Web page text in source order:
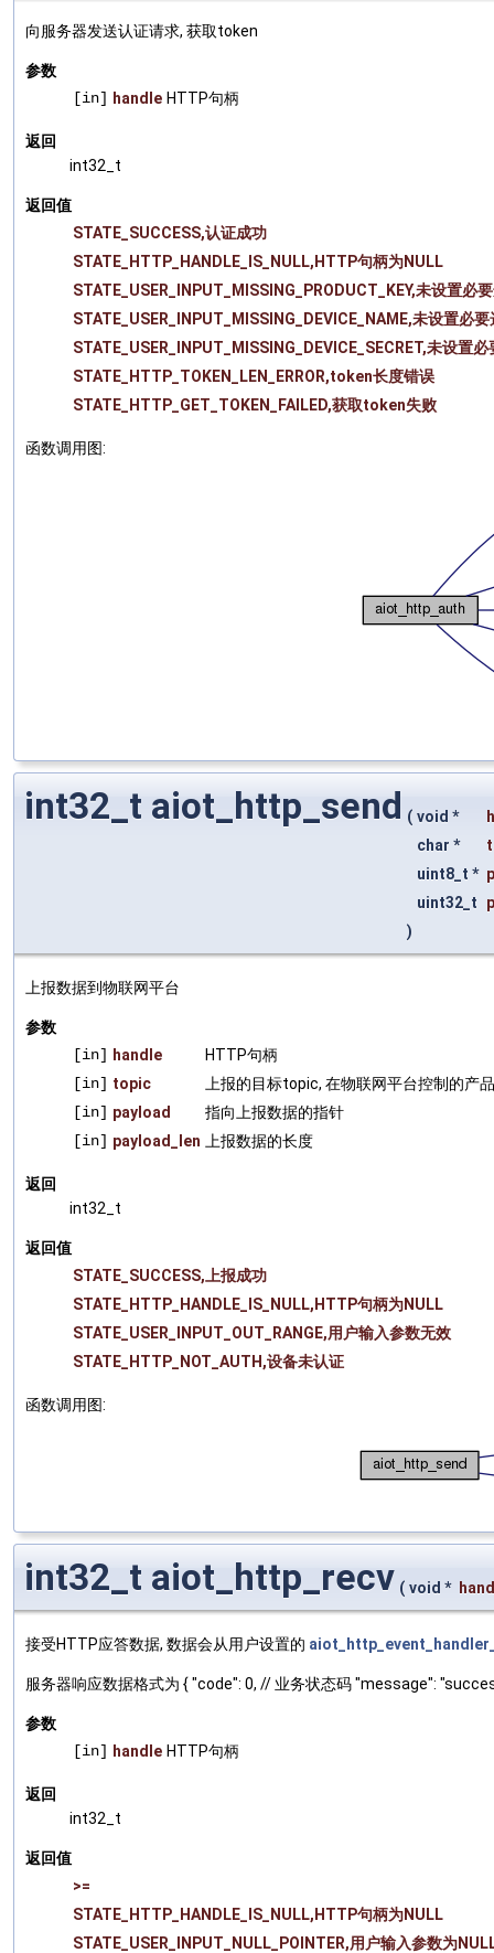
向服务器发送认证请求, 获取token
参数
[in]
handle HTTP句柄
返回
int32_t
返回值
STATE_SUCCESS,认证成功
STATE_HTTP_HANDLE_IS_NULL,HTTP句柄为NULL
STATE_USER_INPUT_MISSING_PRODUCT_KEY,未设置必
STATE_USER_INPUT_MISSING_DEVICE_NAME,未设置必
STATE_USER_INPUT_MISSING_DEVICE_SECRET,未设置
STATE_HTTP_TOKEN_LEN_ERROR,token长度错误
STATE_HTTP_GET_TOKEN_FAILED,获取token失败
函数调用图:
int32_t aiot_http_send ( void *
char *
uint8_t *
uint32_t
)
上报数据到物联网平台
参数
[in]
handle
HTTP句柄
[in] topic
上报的目标topic, 在物联网平台控制的产
[in] payload
指向上报数据的指针
[in] payload_len 上报数据的长度
返回
int32_t
返回值
STATE_SUCCESS,上报成功
STATE_HTTP_HANDLE_IS_NULL,HTTP句柄为NULL
STATE_USER_INPUT_OUT_RANGE,用户输入参数无效
STATE_HTTP_NOT_AUTH,设备未认证
函数调用图:
int32_t aiot_http_recv ( void *
接受HTTP应答数据, 数据会从用户设置的
服务器响应数据格式为 { "code": 0, // 业务状态码 "message":
参数
[in]
handle HTTP句柄
返回
int32_t
返回值
>=
STATE_HTTP_HANDLE_IS_NULL,HTTP句柄为NULL
STATE_USER_INPUT_NULL_POINTER,用户输入参数为